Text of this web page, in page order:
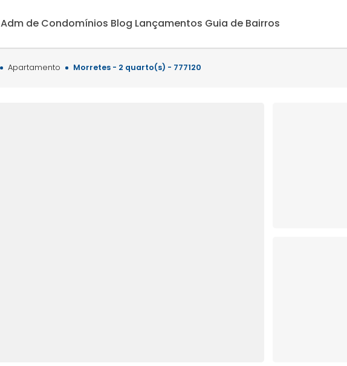
Adm de Condomínios Blog Lançamentos Guia de Bairros
Apartamento Morretes - 2 quarto(s) - 777120